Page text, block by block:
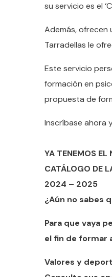
su servicio es el
Además, ofrecen
Tarradellas le
Este servicio
formación en
propuesta de
Inscríbase ahora
YA TENEMOS EL
CATÁLOGO DE
2024 – 2025
¿Aún no sabes
Para que vaya
el fin de formar
Valores y